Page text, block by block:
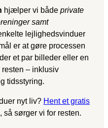
hjælper vi både private
samt
lejlighedsvinduer
er at gøre processen
et par billeder eller en
resten – inklusiv
tidsstyring.
nyt liv? Hent et gratis
så sørger vi for resten.